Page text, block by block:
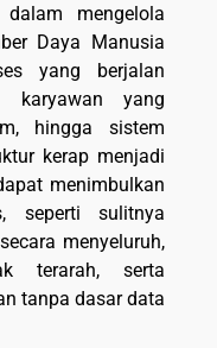
mengelola
Daya Manusia
yang berjalan
karyawan yang
hingga sistem
kerap menjadi
menimbulkan
seperti sulitnya
menyeluruh,
terarah, serta
tanpa dasar data